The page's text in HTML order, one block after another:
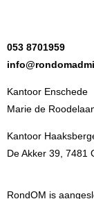
053 8701959
Kantoor Enschede
Marie de
Kantoor
De Akker 39, 7481
RondOM is